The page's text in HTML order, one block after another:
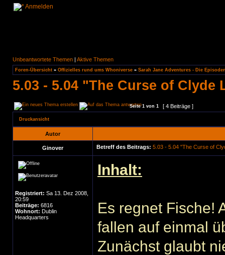
Anmelden
Unbeantwortete Themen | Aktive Themen
Foren-Übersicht » Offizielles rund ums Whoniverse » Sarah Jane Adventures - Die
5.03 - 5.04 "The Curse of Clyde
Seite1 von 1 [ 4 Beiträge ]
Druckansicht
Autor
Ginover Betreff des Beitrags: 5.03 - 5.04 "The Curse of
Registriert: Sa 13. Dez 2008,
20:59
Beiträge: 6816
Wohnort: Dublin
Headquarters
Inhalt:
Es regnet Fische!
fallen auf einmal
Zunächst glaubt